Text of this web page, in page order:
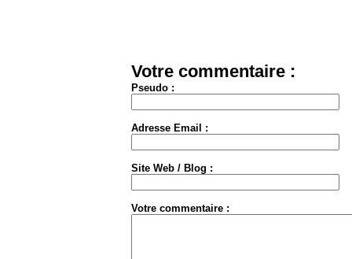
Votre commentaire :
Pseudo :
Adresse Email :
Site Web / Blog :
Votre commentaire :